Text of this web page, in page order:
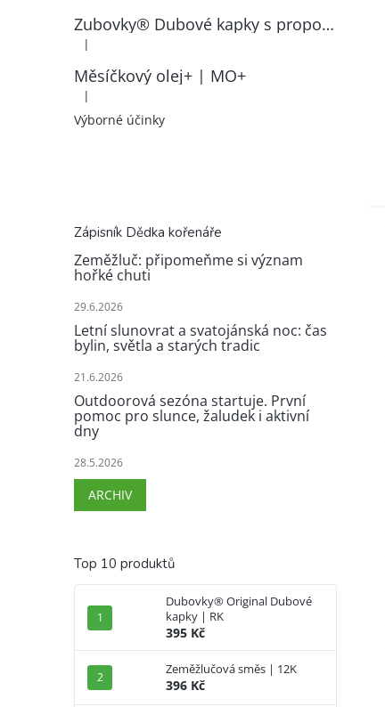
Zubovky® Dubové kapky s propolisem | RK–ZP
Hodnocení produktu je 5 z 5 hvězdiček.
|
Měsíčkový olej+ | MO+
Hodnocení produktu je 5 z 5 hvězdiček.
|
Výborné účinky
Zápisník Dědka kořenáře
Zeměžluč: připomeňme si význam
hořké chuti
29.6.2026
Letní slunovrat a svatojánská noc: čas
bylin, světla a starých tradic
21.6.2026
Outdoorová sezóna startuje. První
pomoc pro slunce, žaludek i aktivní
dny
28.5.2026
ARCHIV
Top 10 produktů
Dubovky® Original Dubové
kapky | RK
395 Kč
Zeměžlučová směs | 12K
396 Kč